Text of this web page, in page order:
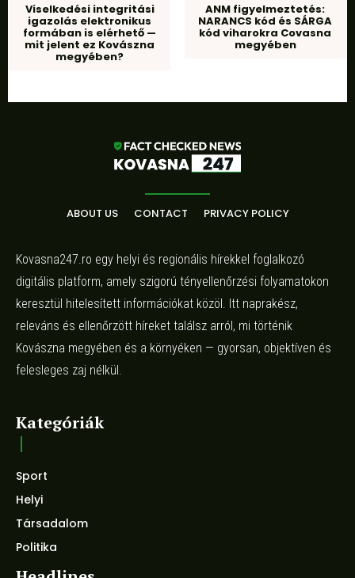
Viselkedési integritási
igazolás elektronikus
formában is elérhető —
mit jelent ez Kovászna
megyében?
ANM figyelmeztetés:
NARANCS kód és SÁRGA
kód viharokra Covasna
megyében
ABOUT US CONTACT PRIVACY POLICY
Kovasna247.ro egy helyi és regionális hírekkel foglalkozó
digitális platform, amely szigorú tényellenőrzési folyamatokon
keresztül hitelesített információkat közöl. Itt naprakész,
releváns és ellenőrzött híreket találsz arról, mi történik
Kovászna megyében és a környéken — gyorsan, objektíven és
felesleges zaj nélkül.
Kategóriák
Sport
Helyi
Társadalom
Politika